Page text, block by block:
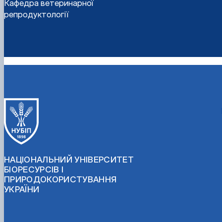
Кафедра ветеринарної
репродуктології
НАЦІОНАЛЬНИЙ УНІВЕРСИТЕТ
БІОРЕСУРСІВ І
ПРИРОДОКОРИСТУВАННЯ
УКРАЇНИ